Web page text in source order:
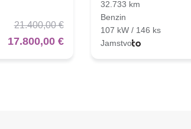
21.400,00 €
17.800,00 €
32.733 km
Benzin
107 kW / 146 ks
Jamstvo